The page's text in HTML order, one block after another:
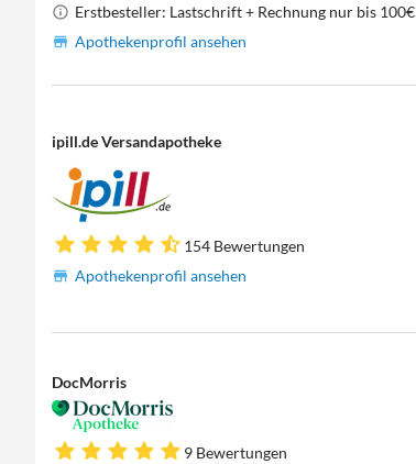
Erstbesteller: Lastschrift + Rechnung nur bis 100€
Apothekenprofil ansehen
ipill.de Versandapotheke
154 Bewertungen
Apothekenprofil ansehen
DocMorris
9 Bewertungen